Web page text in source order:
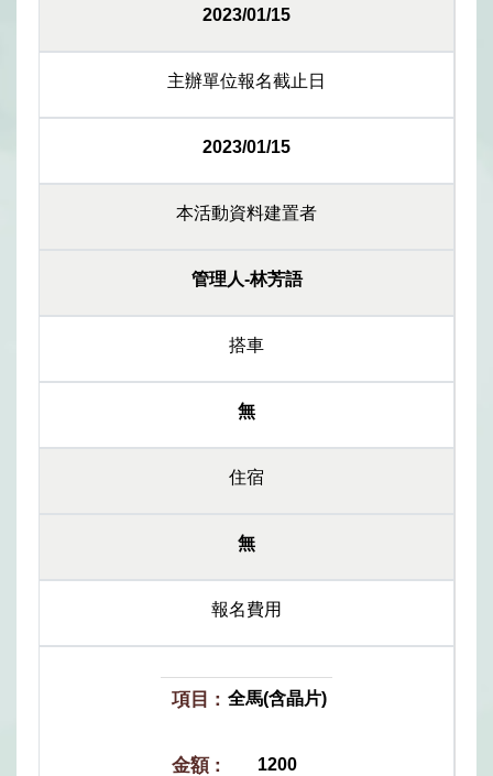
2023/01/15
主辦單位報名截止日
2023/01/15
本活動資料建置者
管理人-林芳語
搭車
無
住宿
無
報名費用
全馬(含晶片)
1200